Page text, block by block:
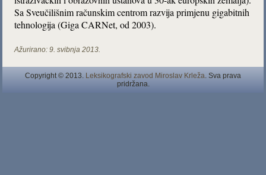
Sa Sveučilišnim računskim centrom razvija primjenu gigabitnih
tehnologija (Giga CARNet, od 2003).
Ažurirano: 9. svibnja 2013.
Copyright © 2013. Leksikografski zavod Miroslav Krleža. Sva prava
pridržana.